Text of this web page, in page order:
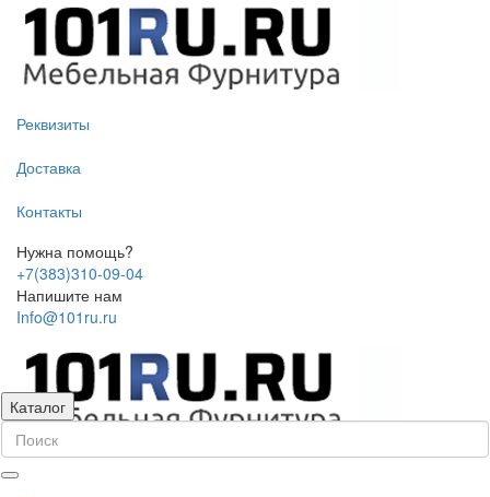
Реквизиты
Доставка
Контакты
Нужна помощь?
+7(383)310-09-04
Напишите нам
Info@101ru.ru
Каталог